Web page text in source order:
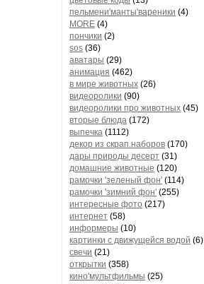
пельмени'манты'вареники (4)
MORE (4)
пончики (2)
sos (36)
аватары (29)
анимация (462)
в мире животных (26)
видеоролики (90)
видеоролики про животных (45)
вторые блюда (172)
выпечка (1112)
декор из скрап.наборов (170)
дары природы десерт (31)
домашние животные (120)
рамочки 'зеленый фон' (114)
рамочки 'зимний фон' (255)
интересные фото (217)
интернет (58)
информеры (10)
картинки с движущейся водой (6)
свечи (21)
открытки (358)
кино'мультфильмы (25)